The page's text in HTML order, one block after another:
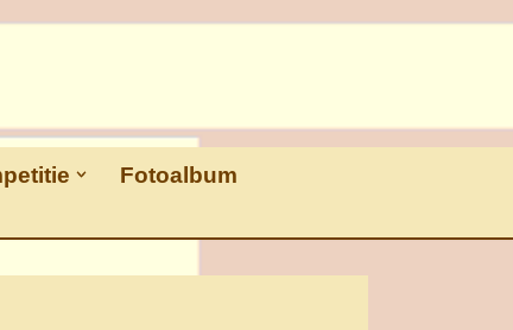
Fotoalbum